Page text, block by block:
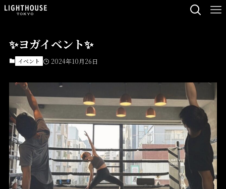
✨ヨガイベント✨
イベント 2024年10月26日